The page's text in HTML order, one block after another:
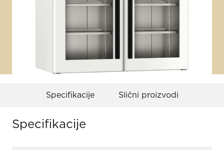
Specifikacije Slični proizvodi
Specifikacije